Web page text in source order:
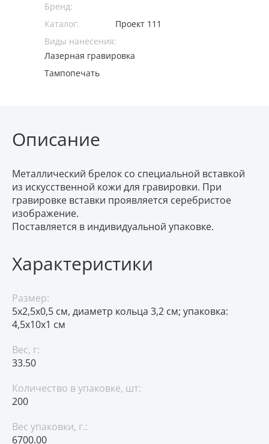
Бренд:
Каталог:
Проект 111
Виды нанесения:
Лазерная гравировка
Тампопечать
Описание
Металлический брелок со специальной вставкой
из искусственной кожи для гравировки. При
гравировке вставки проявляется серебристое
изображение.
Поставляется в индивидуальной упаковке.
Характеристики
Размер:
5x2,5x0,5 см, диаметр кольца 3,2 см; упаковка:
4,5x10x1 см
Вес, г:
33.50
Количество в упаковке, шт:
200
Вес упаковки, г.:
6700.00